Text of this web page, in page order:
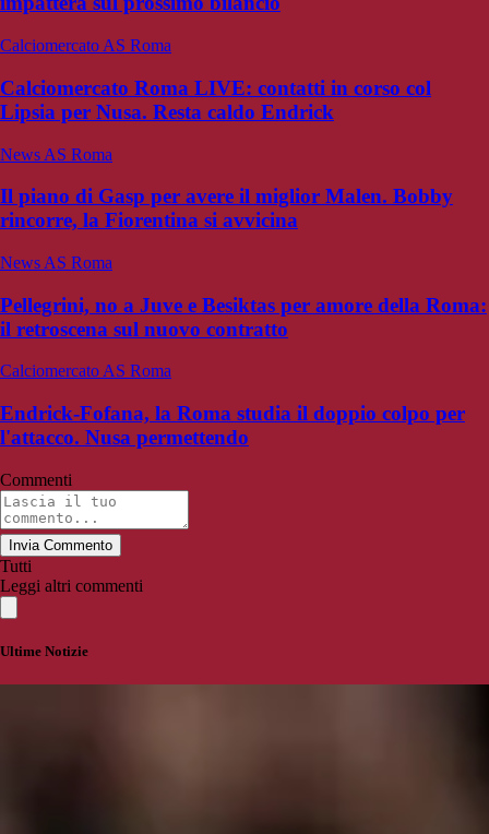
Calciomercato AS Roma
Calciomercato Roma LIVE: contatti in corso col
Lipsia per Nusa. Resta caldo Endrick
News AS Roma
Il piano di Gasp per avere il miglior Malen. Bobby
rincorre, la Fiorentina si avvicina
News AS Roma
Pellegrini, no a Juve e Besiktas per amore della Roma:
il retroscena sul nuovo contratto
Calciomercato AS Roma
Endrick-Fofana, la Roma studia il doppio colpo per
l'attacco. Nusa permettendo
Commenti
Invia Commento
Tutti
Leggi altri commenti
Ultime Notizie